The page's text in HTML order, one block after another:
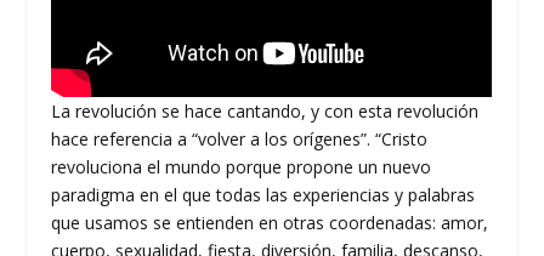
La revolución se hace cantando, y con esta revolución
hace referencia a “volver a los orígenes”. “Cristo
revoluciona el mundo porque propone un nuevo
paradigma en el que todas las experiencias y palabras
que usamos se entienden en otras coordenadas: amor,
cuerpo, sexualidad, fiesta, diversión, familia, descanso,